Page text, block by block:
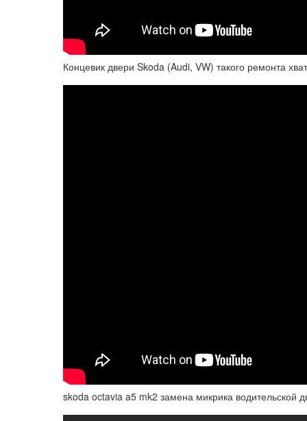
Концевик двери Skoda (Audi, VW) такого ремонта
skoda octavia a5 mk2 замена микрика водительской